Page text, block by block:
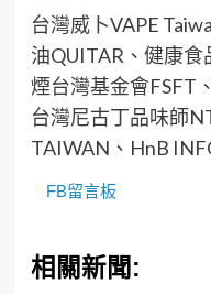
台灣威卜VAPE
油QUITAR、健康
煙台灣基金會FSFT
台灣尼古丁品味師
TAIWAN、HnB
FB留言板
相關新聞: